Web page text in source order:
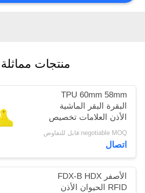
PRIVACY
POLICY
منتجات مماثلة
TPU 60mm 58mm
البقرة البقر الماشية
الأذن العلامات تخصيص
اللون غير سامة
negotiable MOQ:قابل للتفاوض
اتصال
الأصفر FDX-B HDX
RFID الحيوان الأذن